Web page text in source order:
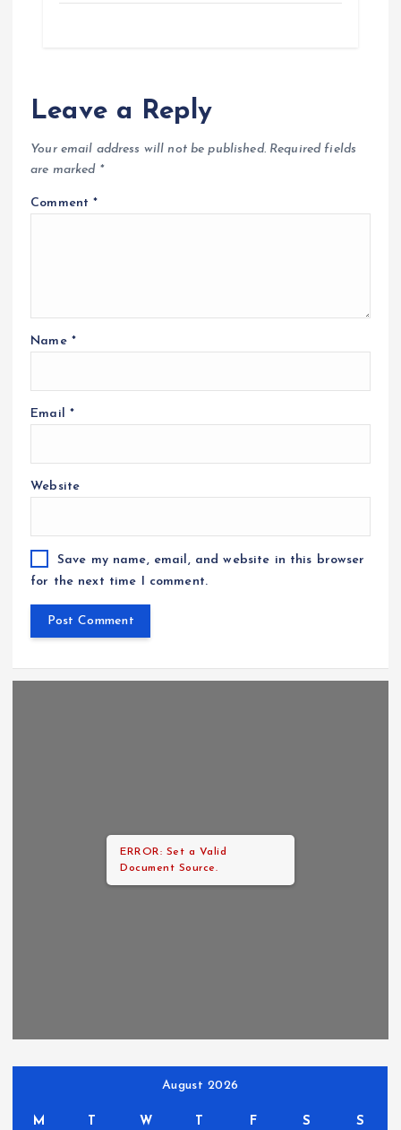
Leave a Reply
Your email address will not be published. Required fields
are marked *
Comment*
Name *
Email *
Website
Save my name, email, and website in this browser
for the next time I comment.
ERROR: Set a Valid
Document Source.
August 2026
M T W T F S S